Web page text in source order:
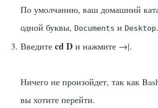
По умолчанию, ваш домашний
одной буквы, Documents и Desktop.
Введитеcd D и нажмите →|.
Ничего не произойдет, так как
вы хотите перейти.